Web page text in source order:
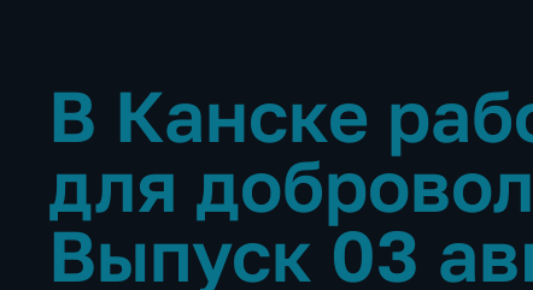
В Канске
для
Выпуск 03